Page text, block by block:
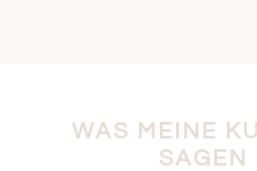
WAS MEINE
SAGEN